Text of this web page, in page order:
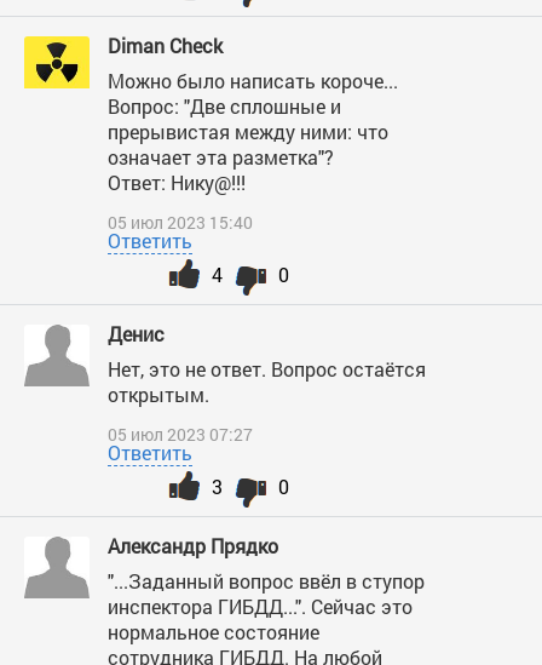
Diman Check
Можно было написать короче...
Вопрос: "Две сплошные и
прерывистая между ними: что
означает эта разметка"?
Ответ: Нику@!!!
05 июл 2023 15:40
Ответить
0
4
Денис
Нет, это не ответ. Вопрос остаётся
открытым.
05 июл 2023 07:27
Ответить
0
3
Александр Прядко
"...Заданный вопрос ввёл в ступор
инспектора ГИБДД...". Сейчас это
нормальное состояние
сотрудника ГИБДД. На любой